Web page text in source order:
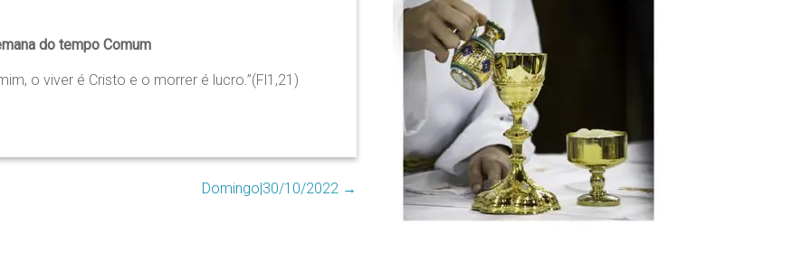
do tempo Comum
o viver é Cristo e o morrer é lucro.”(Fl1,21)
Domingo|30/10/2022 →